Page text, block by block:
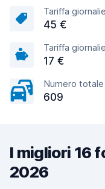
Tariffa
45 €
Tariffa
17 €
Numero
609
I migliori 16
2026